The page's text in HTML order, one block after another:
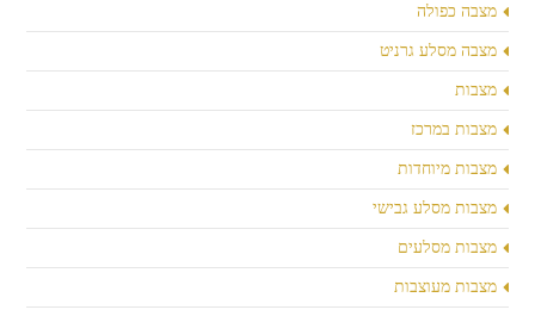
מצבה כפולה
מצבה מסלע גרניט
מצבות
מצבות במרכז
מצבות מיוחדות
מצבות מסלע גבישי
מצבות מסלעים
מצבות מעוצבות